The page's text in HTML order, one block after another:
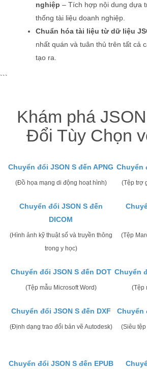
nghiệp – Tích hợp nội dung dựa
thống tài liệu doanh nghiệp.
Chuẩn hóa tài liệu từ dữ liệu
nhất quán và tuân thủ trên tất cả
tạo ra.
```
Khám phá
Đổi Tùy Chọn
Chuyển đổi JSON S đến APNG
(Đồ họa mạng di động hoạt hình)
Chuyển
(Tệp trợ
Chuyển đổi JSON S đến
DICOM
(Hình ảnh kỹ thuật số và truyền thông
trong y học)
(Tệp
Chuyển đổi JSON S đến DOT
(Tệp mẫu Microsoft Word)
Chuyển
(Tệp
Chuyển đổi JSON S đến DXF
(Định dạng trao đổi bản vẽ Autodesk)
Chuyển
(Siêu
Chuyển đổi JSON S đến EPUB